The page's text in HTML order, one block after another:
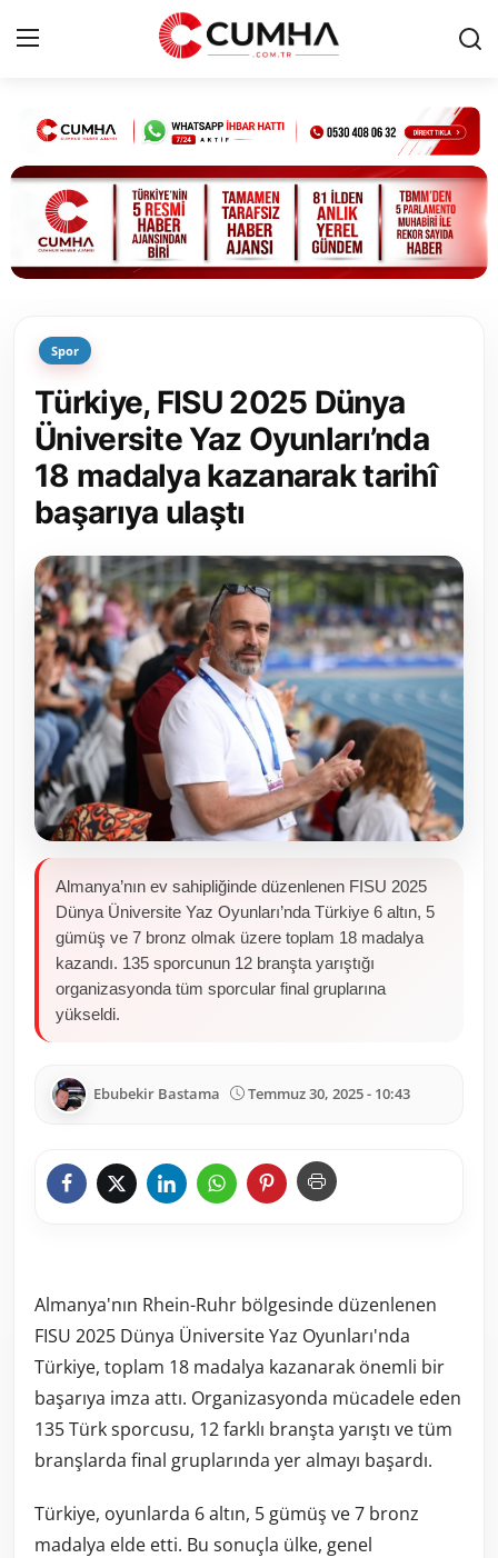
Kurumsal
Cumhurbaşkanlığı
Bakanlıklar
Siyasi Partiler
Yerel Yönetimler
Mülki İdare
Toplum ve Yaşam
Sivil Toplum Kuruluşları
Kamu Kurumları ve Üst Kurullar
Resmi Reklamlar
Spor
Türkiye, FISU 2025 Dünya
Üniversite Yaz Oyunları’nda
18 madalya kazanarak tarihî
başarıya ulaştı
Almanya’nın ev sahipliğinde düzenlenen FISU 2025
Dünya Üniversite Yaz Oyunları’nda Türkiye 6 altın, 5
gümüş ve 7 bronz olmak üzere toplam 18 madalya
kazandı. 135 sporcunun 12 branşta yarıştığı
organizasyonda tüm sporcular final gruplarına
yükseldi.
Ebubekir Bastama Temmuz 30, 2025 - 10:43
Almanya'nın Rhein-Ruhr bölgesinde düzenlenen
FISU 2025 Dünya Üniversite Yaz Oyunları'nda
Türkiye, toplam 18 madalya kazanarak önemli bir
başarıya imza attı. Organizasyonda mücadele eden
135 Türk sporcusu, 12 farklı branşta yarıştı ve tüm
branşlarda final gruplarında yer almayı başardı.
Türkiye, oyunlarda 6 altın, 5 gümüş ve 7 bronz
madalya elde etti. Bu sonuçla ülke, genel